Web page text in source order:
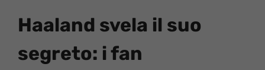
Haaland svela il suo
segreto: i fan